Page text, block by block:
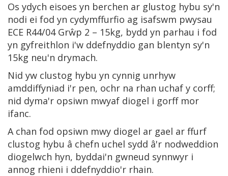
Os ydych eisoes yn berchen ar glustog hybu sy'n
nodi ei fod yn cydymffurfio ag isafswm pwysau
ECE R44/04 Grŵp 2 – 15kg, bydd yn parhau i fod
yn gyfreithlon i'w ddefnyddio gan blentyn sy'n
15kg neu'n drymach.
Nid yw clustog hybu yn cynnig unrhyw
amddiffyniad i'r pen, ochr na rhan uchaf y corff;
nid dyma'r opsiwn mwyaf diogel i gorff mor
ifanc.
A chan fod opsiwn mwy diogel ar gael ar ffurf
clustog hybu â chefn uchel sydd â'r nodweddion
diogelwch hyn, byddai'n gwneud synnwyr i
annog rhieni i ddefnyddio'r rhain.